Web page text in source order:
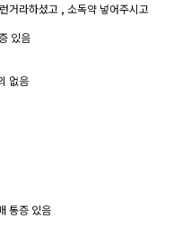
거라하셨고 , 소독약 넣어주시고
있음
없음
다가 저녁 10시 쯤 아랫배 통증 있음